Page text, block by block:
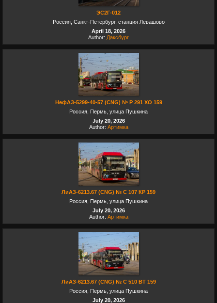
ЭС2Г-012
Россия, Санкт-Петербург, станция Левашово
April 18, 2026
Author: Даксбург
НефАЗ-5299-40-57 (CNG) № Р 291 ХО 159
Россия, Пермь, улица Пушкина
July 20, 2026
Author: Артимка
ЛиАЗ-6213.67 (CNG) № С 107 КР 159
Россия, Пермь, улица Пушкина
July 20, 2026
Author: Артимка
ЛиАЗ-6213.67 (CNG) № С 510 ВТ 159
Россия, Пермь, улица Пушкина
July 20, 2026